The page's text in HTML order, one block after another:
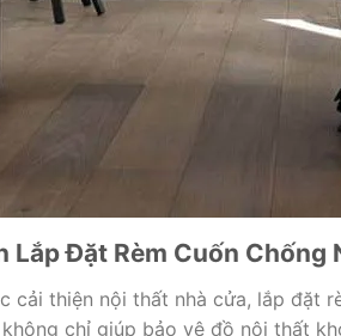
Lắp Đặt Rèm Cuốn Chống
cải thiện nội thất nhà cửa, lắp đặt
chỉ giúp bảo vệ đồ nội thất